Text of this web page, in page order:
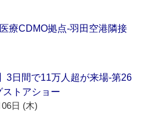
療CDMO拠点‐羽田空港隣接
3日間で11万人超が来場‐第26
ストアショー
日 (木)